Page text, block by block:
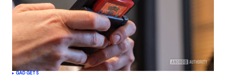
GADGETS